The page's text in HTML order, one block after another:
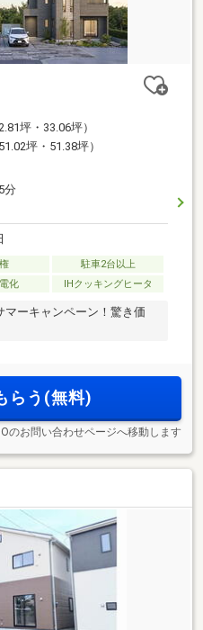
坪・33.06坪）
51.02坪・51.38坪）
分
駐車2台以上
化 IHクッキングヒータ
マーキャンペーン！驚き価
らう(無料)
のお問い合わせページへ移動します